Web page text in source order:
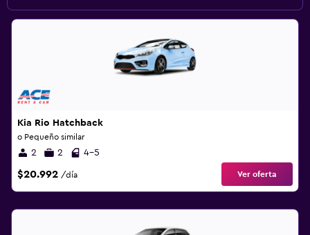
Kia Rio Hatchback
o Pequeño similar
2 2 4-5
$20.992 /día Ver oferta